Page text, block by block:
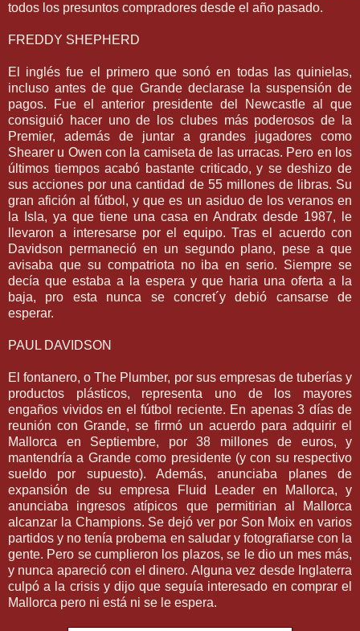
todos los presuntos compradores desde el año pasado.
FREDDY SHEPHERD
El inglés fue el primero que sonó en todas las quinielas,
incluso antes de que Grande declarase la suspensión de
pagos. Fue el anterior presidente del Newcastle al que
consiguió hacer uno de los clubes más poderosos de la
Premier, además de juntar a grandes jugadores como
Shearer u Owen con la camiseta de las urracas. Pero en los
últimos tiempos acabó bastante criticado, y se deshizo de
sus acciones por una cantidad de 55 millones de libras. Su
gran afición al fútbol, y que es un asiduo de los veranos en
la Isla, ya que tiene una casa en Andratx desde 1987, le
llevaron a interesarse por el equipo. Tras el acuerdo con
Davidson permaneció en un segundo plano, pese a que
avisaba que su compatriota no iba en serio. Siempre se
decía que estaba a la espera y que haria una oferta a la
baja, pro esta nunca se concret´y debió cansarse de
esperar.
PAUL DAVIDSON
El fontanero, o The Plumber, por sus empresas de tuberías y
productos plásticos, representa uno de los mayores
engaños vividos en el fútbol reciente. En apenas 3 días de
reunión con Grande, se firmó un acuerdo para adquirir el
Mallorca en Septiembre, por 38 millones de euros, y
mantendría a Grande como presidente (y con su respectivo
sueldo por supuesto). Además, anunciaba planes de
expansión de su empresa Fluid Leader en Mallorca, y
anunciaba ingresos atípicos que permitirian al Mallorca
alcanzar la Champions. Se dejó ver por Son Moix en varios
partidos y no tenía probema en saludar y fotografiarse con la
gente. Pero se cumplieron los plazos, se le dio un mes más,
y nunca apareció con el dinero. Alguna vez desde Inglaterra
culpó a la crisis y dijo que seguía interesado en comprar el
Mallorca pero ni está ni se le espera.